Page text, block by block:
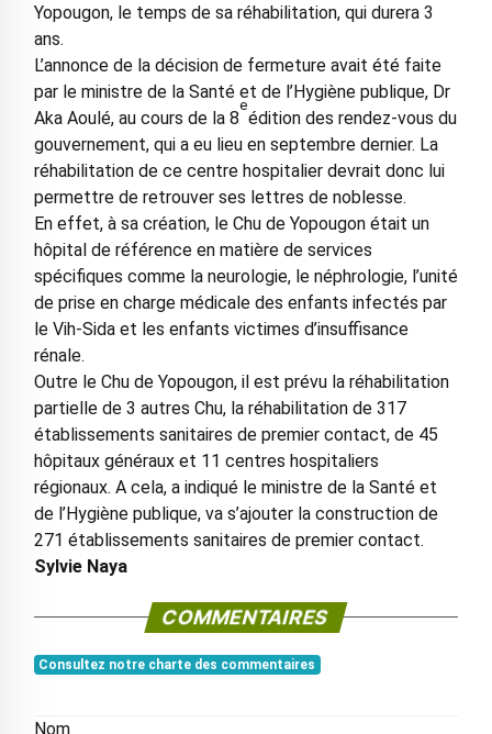
Yopougon, le temps de sa réhabilitation, qui durera 3
ans.
L’annonce de la décision de fermeture avait été faite
par le ministre de la Santé et de l’Hygiène publique, Dr
Aka Aoulé, au cours de la 8
e
édition des rendez-vous du
gouvernement, qui a eu lieu en septembre dernier. La
réhabilitation de ce centre hospitalier devrait donc lui
permettre de retrouver ses lettres de noblesse.
En effet, à sa création, le Chu de Yopougon était un
hôpital de référence en matière de services
spécifiques comme la neurologie, le néphrologie, l’unité
de prise en charge médicale des enfants infectés par
le Vih-Sida et les enfants victimes d’insuffisance
rénale.
Outre le Chu de Yopougon, il est prévu la réhabilitation
partielle de 3 autres Chu, la réhabilitation de 317
établissements sanitaires de premier contact, de 45
hôpitaux généraux et 11 centres hospitaliers
régionaux. A cela, a indiqué le ministre de la Santé et
de l’Hygiène publique, va s’ajouter la construction de
271 établissements sanitaires de premier contact.
Sylvie Naya
COMMENTAIRES
Consultez notre charte des commentaires
Nom